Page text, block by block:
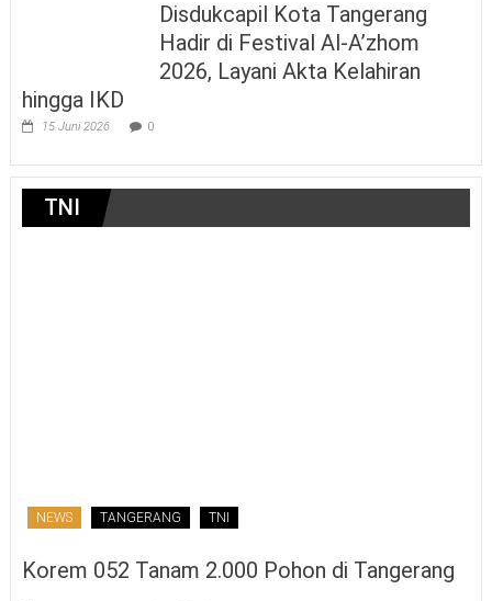
Disdukcapil Kota Tangerang
Hadir di Festival Al-A’zhom
2026, Layani Akta Kelahiran
hingga IKD
15 Juni 2026 0
TNI
NEWS TANGERANG TNI
Korem 052 Tanam 2.000 Pohon di Tangerang